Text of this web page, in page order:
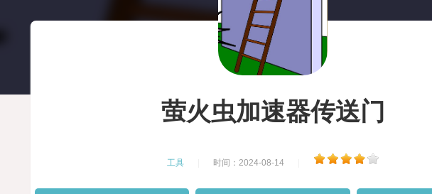
萤火虫加速器传送门
工具 时间：2024-08-14